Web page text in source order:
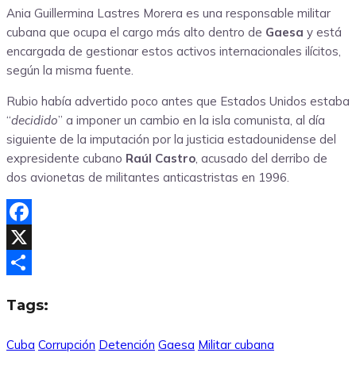
Ania Guillermina Lastres Morera es una responsable militar
cubana que ocupa el cargo más alto dentro de Gaesa y está
encargada de gestionar estos activos internacionales ilícitos,
según la misma fuente.
Rubio había advertido poco antes que Estados Unidos estaba
“decidido” a imponer un cambio en la isla comunista, al día
siguiente de la imputación por la justicia estadounidense del
expresidente cubano Raúl Castro, acusado del derribo de
dos avionetas de militantes anticastristas en 1996.
Facebook
X
Tags:
Cuba Corrupción Detención Gaesa Militar cubana